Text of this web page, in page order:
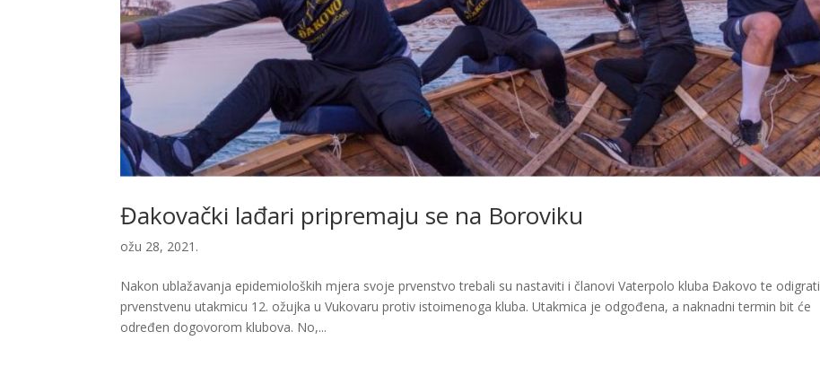
Đakovački lađari pripremaju se na Boroviku
ožu 28, 2021.
Nakon ublažavanja epidemioloških mjera svoje prvenstvo trebali su nastaviti i članovi Vaterpolo kluba Đakovo te odigrati
prvenstvenu utakmicu 12. ožujka u Vukovaru protiv istoimenoga kluba. Utakmica je odgođena, a naknadni termin bit će
određen dogovorom klubova. No,...